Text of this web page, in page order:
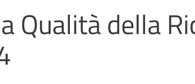
Qualità della